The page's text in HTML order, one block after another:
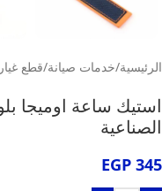
الرئيسية/خدمات صيانة/قطع غيار
استيك ساعة اوميجا
الصناعية
EGP 345